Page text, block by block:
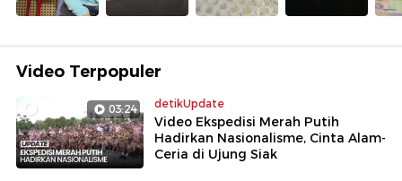
Video Terpopuler
03:24 detikUpdate
Video Ekspedisi Merah Putih
Hadirkan Nasionalisme, Cinta Alam-
Ceria di Ujung Siak